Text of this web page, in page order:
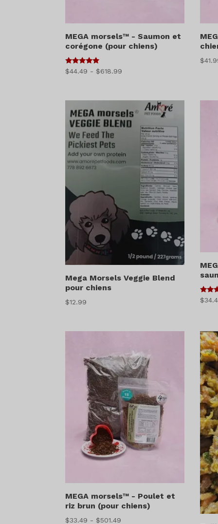
MEGA morsels™ - Saumon et
corégone (pour chiens)
5
sur 5
$44.49 - $618.99
$44.49
à
$618.99
$
Mega Morsels Veggie Blend
pour chiens
$12.99
4
sur 5
$
MEGA morsels™ - Poulet et
riz brun (pour chiens)
$33.49 - $501.49